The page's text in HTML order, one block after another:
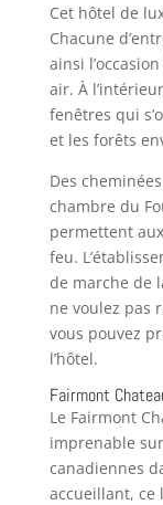
Cet hôtel de
Chacune
ainsi
air. À
fenêtres qui
et les forêts
Des
chambre du
permettent
feu.
de marche de
ne voulez pas
vous pouvez
l’hôtel.
Fairmont
Le Fairmont
imprenable
canadiennes
accueillant, ce